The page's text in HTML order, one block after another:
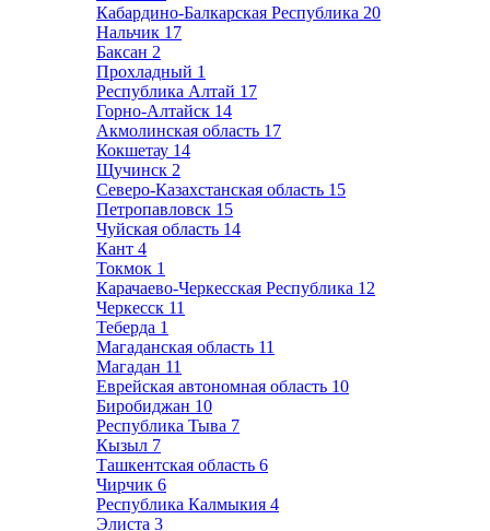
Кабардино-Балкарская Республика 20
Нальчик 17
Баксан 2
Прохладный 1
Республика Алтай 17
Горно-Алтайск 14
Акмолинская область 17
Кокшетау 14
Щучинск 2
Северо-Казахстанская область 15
Петропавловск 15
Чуйская область 14
Кант 4
Токмок 1
Карачаево-Черкесская Республика 12
Черкесск 11
Теберда 1
Магаданская область 11
Магадан 11
Еврейская автономная область 10
Биробиджан 10
Республика Тыва 7
Кызыл 7
Ташкентская область 6
Чирчик 6
Республика Калмыкия 4
Элиста 3